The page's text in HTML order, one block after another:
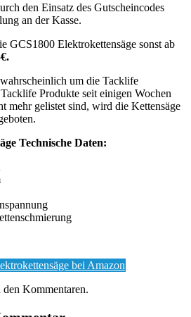
den Einsatz des Gutscheincodes
an der Kasse.
GCS1800 Elektrokettensäge sonst ab
um die Tacklife
Produkte seit einigen Wochen
mehr gelistet sind, wird die Kettensäge
Technische Daten:
bei Amazon
Kommentaren.